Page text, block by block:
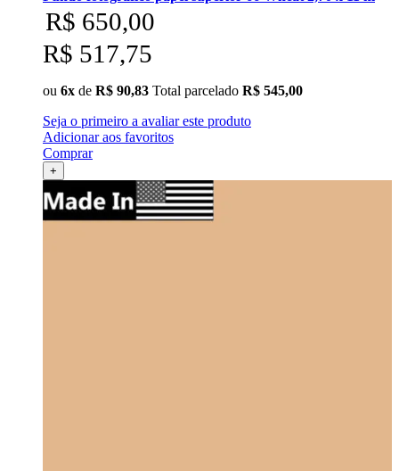
R$ 650,00
R$ 517,75
ou 6x de R$ 90,83 Total parcelado R$ 545,00
Seja o primeiro a avaliar este produto
Adicionar aos favoritos
Comprar
+